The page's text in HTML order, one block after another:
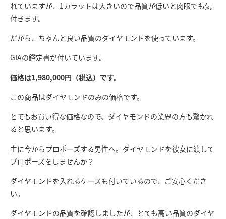
れていますが、1カラットは大きいので品質が低いと肉眼でも気
付きます。
だから、ちゃんと良い品質のダイヤモンドを使っています。
GIAの鑑定書が付いています。
価格は1,980,000円（税込）です。
この商品はダイヤモンドのみの価格です。
とてもお買い得な価格なので、ダイヤモンドの業界の方も驚かれ
ると思います。
主に今からプロポーズする男性へ。ダイヤモンドを彼女に渡して
プロポーズをしませんか？
ダイヤモンドを入れるケースも付いているので、ご安心くださ
い。
ダイヤモンドの品質を確認しましたが、とても高い品質のダイヤ